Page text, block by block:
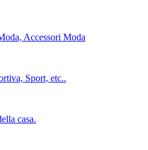
Accessori Moda
Sport, etc..
casa.